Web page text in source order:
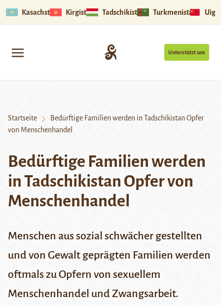
Kasachstan Kirgistan Tadschikistan Turkmenistan
Unterstützt uns
Startseite
Bedürftige Familien werden in Tadschikistan Opfer
von Menschenhandel
Bedürftige Familien werden
in Tadschikistan Opfer von
Menschenhandel
Menschen aus sozial schwächer gestellten
und von Gewalt geprägten Familien werden
oftmals zu Opfern von sexuellem
Menschenhandel und Zwangsarbeit.